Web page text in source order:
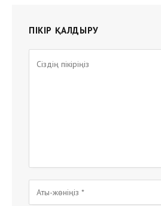
ПІКІР ҚАЛДЫРУ